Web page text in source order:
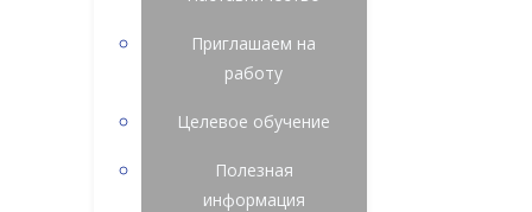
Приглашаем на
работу
Целевое обучение
Полезная
информация